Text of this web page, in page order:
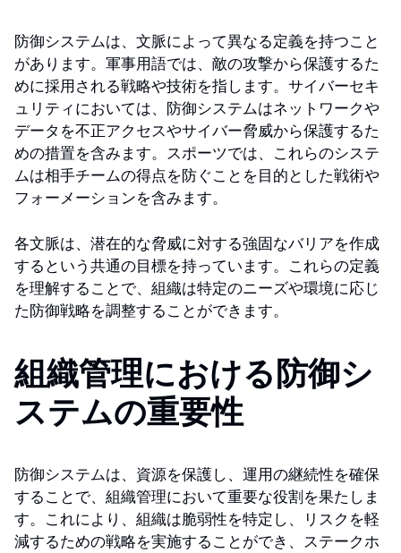
防御システムは、文脈によって異なる定義を持つこと
があります。軍事用語では、敵の攻撃から保護するた
めに採用される戦略や技術を指します。サイバーセキ
ュリティにおいては、防御システムはネットワークや
データを不正アクセスやサイバー脅威から保護するた
めの措置を含みます。スポーツでは、これらのシステ
ムは相手チームの得点を防ぐことを目的とした戦術や
フォーメーションを含みます。
各文脈は、潜在的な脅威に対する強固なバリアを作成
するという共通の目標を持っています。これらの定義
を理解することで、組織は特定のニーズや環境に応じ
た防御戦略を調整することができます。
組織管理における防御シ
ステムの重要性
防御システムは、資源を保護し、運用の継続性を確保
することで、組織管理において重要な役割を果たしま
す。これにより、組織は脆弱性を特定し、リスクを軽
減するための戦略を実施することができ、ステークホ